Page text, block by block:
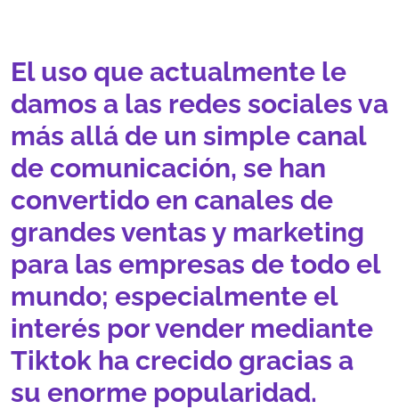
El uso que actualmente le
damos a las redes sociales va
más allá de un simple canal
de comunicación, se han
convertido en canales de
grandes ventas y marketing
para las empresas de todo el
mundo; especialmente el
interés por vender mediante
Tiktok ha crecido gracias a
su enorme popularidad.